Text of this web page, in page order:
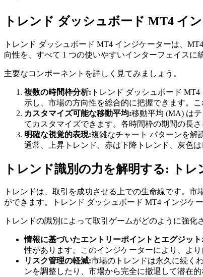
トレンド ダッシュボード MT4 イ
トレンド ダッシュボード MT4 インジケーターは、
向性を、すべて 1 つの使いやすいインターフェイスに
主要なコンポーネントを詳しく見てみましょう。
複数の時間枠分析: トレンド ダッシュボード
示し、市場の方向性を総合的に把握できます。
カスタマイズ可能な移動平均:移動平均 (MA) は
てカスタマイズできます。各時間枠の期間の長
明確な視覚的表現:複雑なチャート パターンを解
通常、上昇トレンド、赤は下降トレンド、灰色
トレンド識別の力を解明する: ト
トレンドは、取引を成功させる上での生命線です。
ができます。トレンド ダッシュボード MT4 インジケ
トレンドの識別によって取引ゲームがどのように強化
情報に基づいたエントリーポイントとエグジッ
性があります。このインジケーターにより、よ
リスク管理の軽減:市場のトレンドは永久に続く
ンを調整したり、市場から完全に撤退して潜在